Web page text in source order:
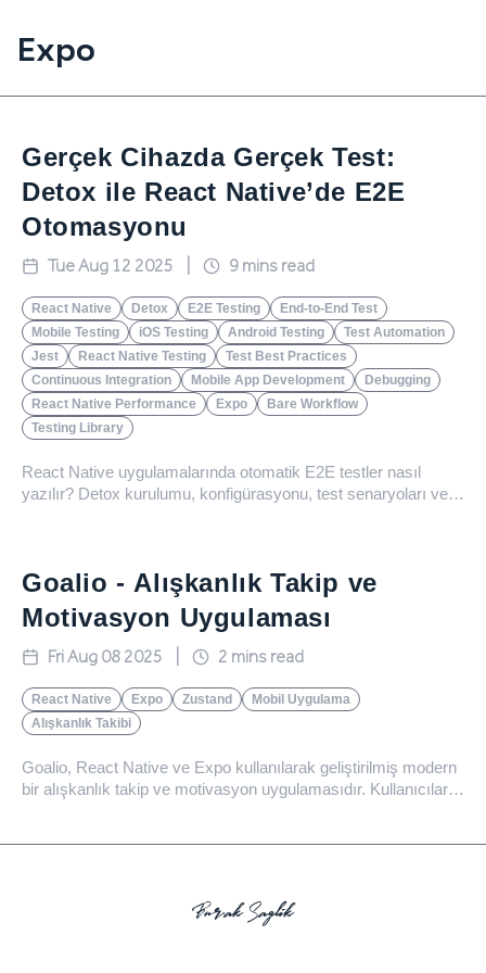
Expo
Gerçek Cihazda Gerçek Test:
Detox ile React Native’de E2E
Otomasyonu
Tue Aug 12 2025 9 mins read
React Native Detox E2E Testing
End-to-End Test
Mobile Testing
iOS Testing Android Testing
Test Automation
Jest
React Native Testing
Test Best Practices
Continuous Integration
Mobile App Development
Debugging
React Native Performance
Expo
Bare Workflow
Testing Library
React Native uygulamalarında otomatik E2E testler nasıl
yazılır? Detox kurulumu, konfigürasyonu, test senaryoları ve
Goalio - Alışkanlık Takip ve
Motivasyon Uygulaması
Fri Aug 08 2025 2 mins read
React Native Expo Zustand
Mobil Uygulama
Alışkanlık Takibi
Goalio, React Native ve Expo kullanılarak geliştirilmiş modern
bir alışkanlık takip ve motivasyon uygulamasıdır. Kullanıcıların
Burak Saglik